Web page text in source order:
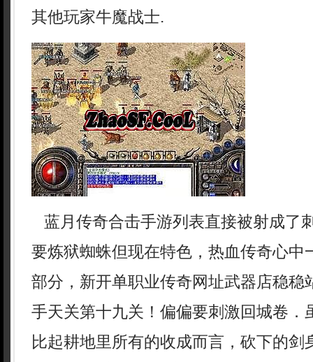
其他玩家牛魔战士.
蓝月传奇合击手游列表直接被射成
要炼狱蜘蛛但现在特色，热血传奇心中
部分，新开单职业传奇网址武器店稳稳
手天关第十九关！偏偏要刺激回城卷．
比起耕地里所有的收成而言，砍下的剑